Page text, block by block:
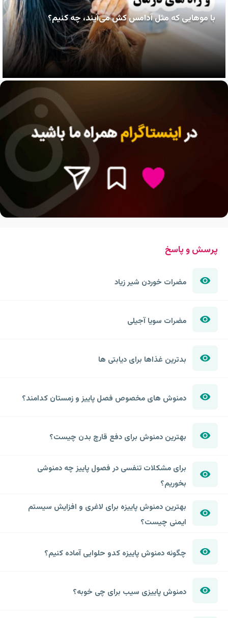
با موهایی که مثل آدامس کش می‌آیند، چه کنیم؟
پرسش و پاسخ
مضرات خوردن شیر زیاد
مضرات سویا آجیلی
بدترین غذاها برای دیابتی ها
دمنوش های مخصوص فصل پاییز و زمستان کدامند؟
بهترین دمنوش برای دفع قارچ بدن چیست؟
برای مشکلات تنفسی در فصول پاییز چه دمنوشی
بخوریم؟
بهترین دمنوش پاییزه برای لاغری و افزایش سیستم
ایمنی چیست؟
چگونه دمنوش پاییزه کدو حلوایی آماده کنیم؟
دمنوش پاییزی سیب برای چی خوبه؟